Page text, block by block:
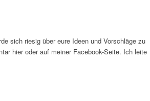
sich riesig über eure Ideen und Vorschläge zu
hier oder auf meiner Facebook-Seite. Ich leite